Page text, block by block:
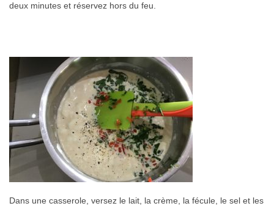
deux minutes et réservez hors du feu.
Dans une casserole, versez le lait, la crème, la fécule, le sel et les